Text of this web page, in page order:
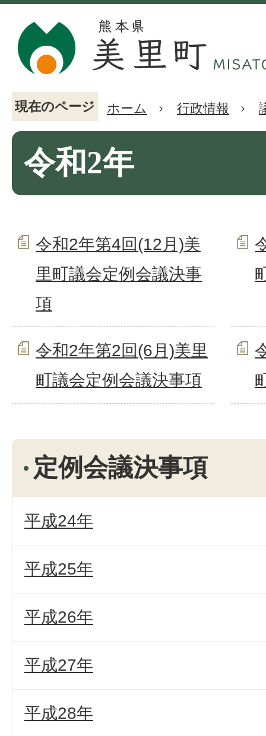
現在のページ ホーム 行政情報
令和2年
令和2年第4回(12月)美
里町議会定例会議決事
項
令和2年第2回(6月)美里
町議会定例会議決事項
定例会議決事項
平成24年
平成25年
平成26年
平成27年
平成28年